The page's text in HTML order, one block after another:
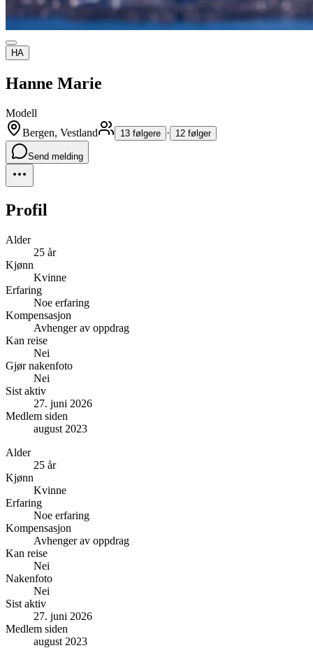
HA
Hanne Marie
Modell
Bergen, Vestland
13 følgere · 12 følger
Send melding
Profil
Alder
25 år
Kjønn
Kvinne
Erfaring
Noe erfaring
Kompensasjon
Avhenger av oppdrag
Kan reise
Nei
Gjør nakenfoto
Nei
Sist aktiv
27. juni 2026
Medlem siden
august 2023
Alder
25 år
Kjønn
Kvinne
Erfaring
Noe erfaring
Kompensasjon
Avhenger av oppdrag
Kan reise
Nei
Nakenfoto
Nei
Sist aktiv
27. juni 2026
Medlem siden
august 2023